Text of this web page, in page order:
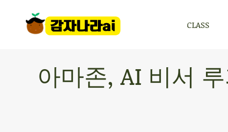
CLASS
아마존, AI 비서